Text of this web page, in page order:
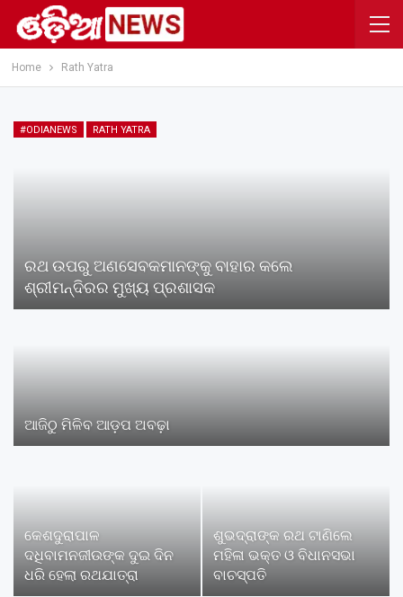
Home Rath Yatra
#ODIANEWS RATH YATRA
ରଥ ଉପରୁ ଅଣସେବକମାନଙ୍କୁ ବାହାର କଲେ
ଶ୍ରୀମନ୍ଦିରର ମୁଖ୍ୟ ପ୍ରଶାସକ
ଆଜିଠୁ ମିଳିବ ଆଡ଼ପ ଅବଢ଼ା
କେଶଦୁରାପାଳ
ଦଧିବାମନଜୀଉଙ୍କ ଦୁଇ ଦିନ
ଧରି ହେଲା ରଥଯାତ୍ରା
ଶୁଭଦ୍ରାଙ୍କ ରଥ ଟାଣିଲେ
ମହିଳା ଭକ୍ତ ଓ ବିଧାନସଭା
ବାଚସ୍ପତି